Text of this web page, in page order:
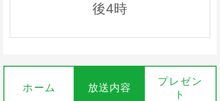
後4時
ホーム 放送内容
プレゼン
ト